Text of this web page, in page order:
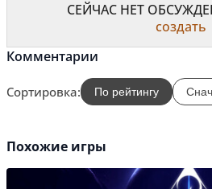
СЕЙЧАС НЕТ
создать
Комментарии
Сортировка: По рейтингу
Похожие игры